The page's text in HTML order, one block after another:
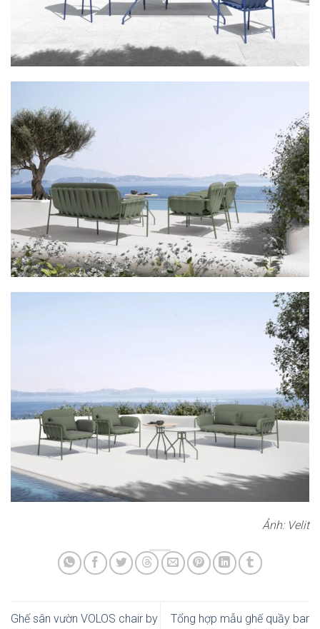
Ảnh: Velit
Ghế sân vườn VOLOS chair by
Tổng hợp mẫu ghế quầy bar